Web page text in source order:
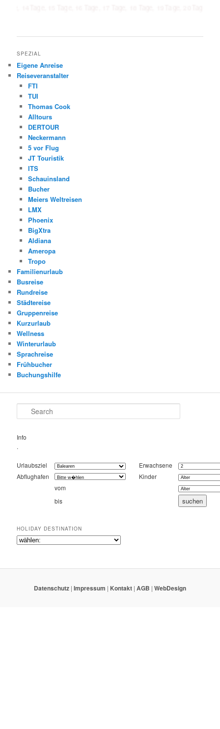
SPEZIAL
Eigene Anreise
Reiseveranstalter
FTI
TUI
Thomas Cook
Alltours
DERTOUR
Neckermann
5 vor Flug
JT Touristik
ITS
Schauinsland
Bucher
Meiers Weltreisen
LMX
Phoenix
BigXtra
Aldiana
Ameropa
Tropo
Familienurlaub
Busreise
Rundreise
Städtereise
Gruppenreise
Kurzurlaub
Wellness
Winterurlaub
Sprachreise
Frühbucher
Buchungshilfe
Search
Info
.
Urlaubsziel
Erwachsene
Abflughafen
Kinder
vom
bis
HOLIDAY DESTINATION
Datenschutz | Impressum | Kontakt | AGB | WebDesign